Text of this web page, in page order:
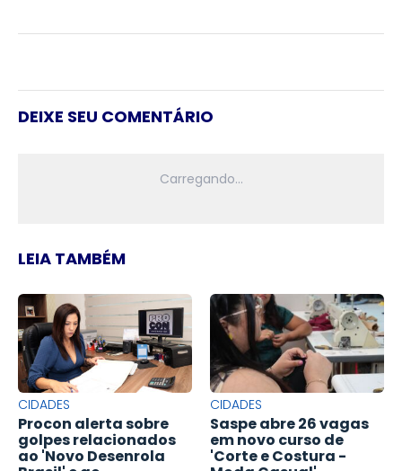
DEIXE SEU COMENTÁRIO
LEIA TAMBÉM
CIDADES
Procon alerta sobre
golpes relacionados
ao 'Novo Desenrola
CIDADES
Saspe abre 26 vagas
em novo curso de
'Corte e Costura -